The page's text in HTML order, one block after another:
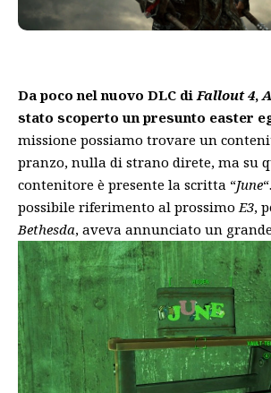
Da poco nel nuovo DLC di Fallout 4,
stato scoperto un presunto easter
missione possiamo trovare un
pranzo, nulla di strano direte, ma su
contenitore è presente la scritta “June
possibile riferimento al prossimo E3,
Bethesda, aveva annunciato un